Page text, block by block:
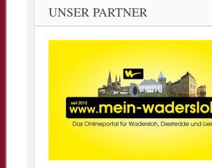
UNSER PARTNER